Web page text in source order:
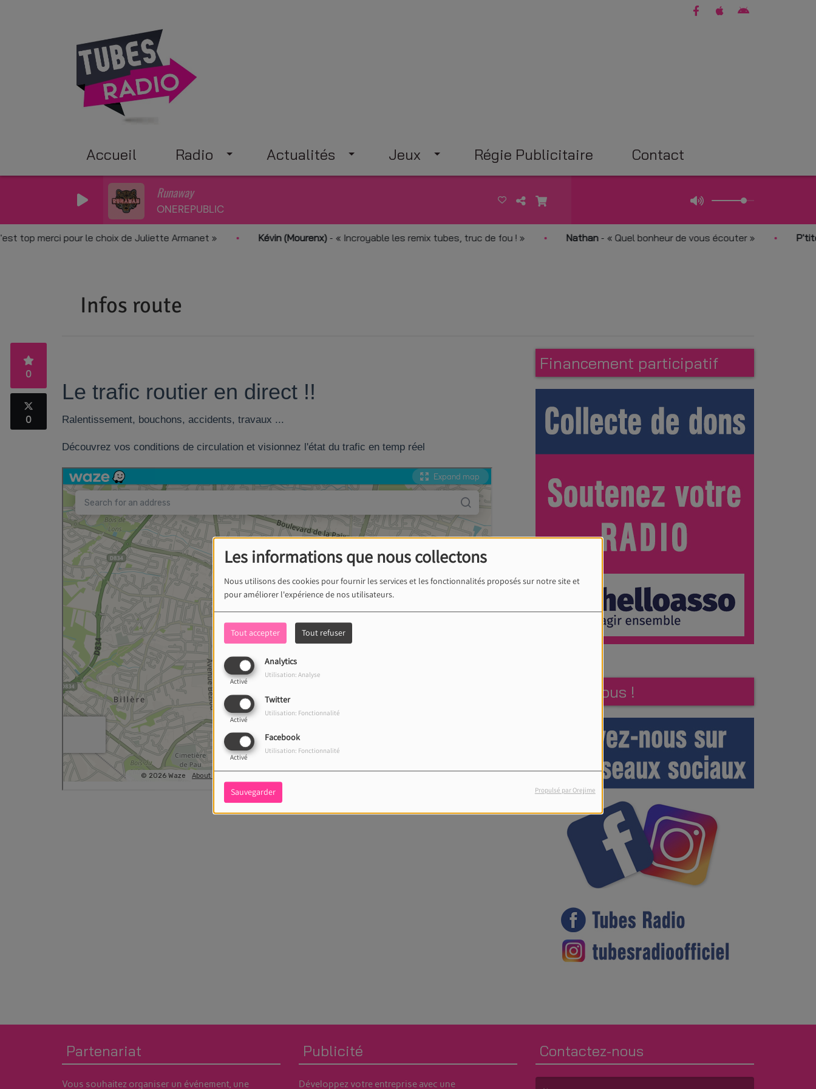
Les informations que nous collectons
Nous utilisons des cookies pour fournir les services et les fonctionnalités proposés sur notre site et
pour améliorer l'expérience de nos utilisateurs.
Tout accepter Tout refuser
Analytics
Activé
Utilisation: Analyse
Twitter
Activé
Utilisation: Fonctionnalité
Facebook
Activé
Utilisation: Fonctionnalité
Sauvegarder Propulsé par Orejime
Accueil Radio Actualités Jeux Régie Publicitaire Contact
Runaway
ONEREPUBLIC
merci pour le choix de Juliette Armanet Kévin (Mourenx)- Incroyable les remix tubes, truc de fou ! Nathan- Quel bonheur de vous écouter P'tite
Infos route
0
0
Le trafic routier en direct !!
Ralentissement, bouchons, accidents, travaux ...
Découvrez vos conditions de circulation et visionnez l'état du trafic en temp réel
Financement participatif
Suivez-nous !
Partenariat
Vous souhaitez organiser un événement, une
Publicité
Développez votre entreprise avec une
Contactez-nous